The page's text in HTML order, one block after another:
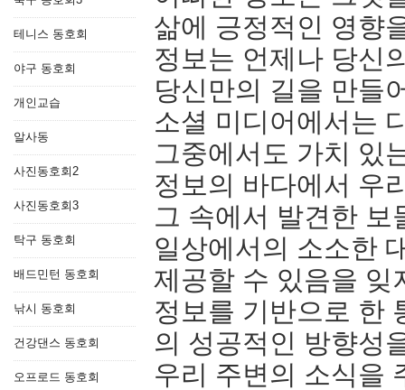
테니스 동호회
야구 동호회
개인교습
알사동
사진동호회2
사진동호회3
탁구 동호회
배드민턴 동호회
낚시 동호회
건강댄스 동호회
오프로드 동호회
삶에 긍정적인 영향
정보는 언제나 당신
당신만의 길을 만들
소셜 미디어에서는
그중에서도 가치 있
정보의 바다에서 우
그 속에서 발견한 보
일상에서의 소소한
제공할 수 있음을 잊
정보를 기반으로 한
의 성공적인 방향성
우리 주변의 소식을